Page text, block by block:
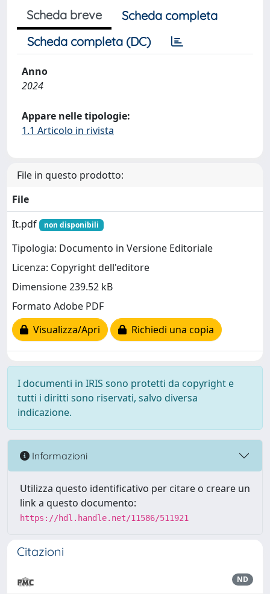
Scheda breve
Scheda completa
Scheda completa (DC)
Anno
2024
Appare nelle tipologie:
1.1 Articolo in rivista
File in questo prodotto:
File
It.pdf
non disponibili
Tipologia: Documento in Versione Editoriale
Licenza: Copyright dell'editore
Dimensione 239.52 kB
Formato Adobe PDF
Visualizza/Apri
Richiedi una copia
I documenti in IRIS sono protetti da copyright e
tutti i diritti sono riservati, salvo diversa
indicazione.
Informazioni
Utilizza questo identificativo per citare o creare un
link a questo documento:
https://hdl.handle.net/11586/511921
Citazioni
ND